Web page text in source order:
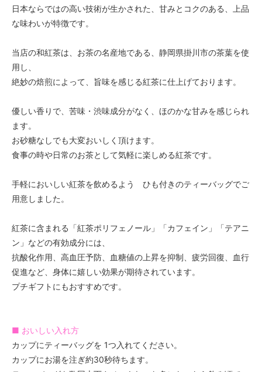
日本ならではの高い技術が生かされた、甘みとコクのある、上品
な味わいが特徴です。
当店の和紅茶は、お茶の名産地である、静岡県掛川市の茶葉を使
用し、
絶妙の焙煎によって、旨味を感じる紅茶に仕上げております。
優しい香りで、苦味・渋味成分がなく、ほのかな甘みを感じられ
ます。
お砂糖なしでも大変おいしく頂けます。
食事の時や日常のお茶として気軽に楽しめる紅茶です。
手軽においしい紅茶を飲めるよう ひも付きのティーバッグでご
用意しました。
紅茶に含まれる「紅茶ポリフェノール」「カフェイン」「テアニ
ン」などの有効成分には、
抗酸化作用、高血圧予防、血糖値の上昇を抑制、疲労回復、血行
促進など、身体に嬉しい効果が期待されています。
プチギフトにもおすすめです。
■ おいしい入れ方
カップにティーバッグを 1つ入れてください。
カップにお湯を注ぎ約30秒待ちます。